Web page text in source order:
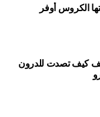
ضمن الألعاب